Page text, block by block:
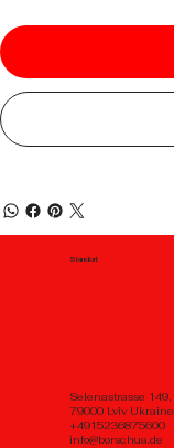
Standort
Selenastrasse 149,
79000 Lviv Ukraine
+4915236875600
info@borschua.de